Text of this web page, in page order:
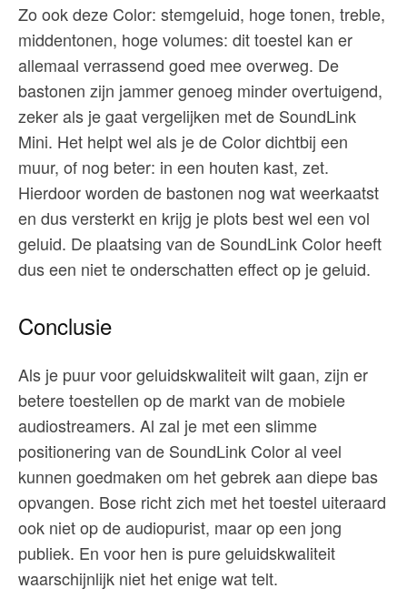
Zo ook deze Color: stemgeluid, hoge tonen, treble,
middentonen, hoge volumes: dit toestel kan er
allemaal verrassend goed mee overweg. De
bastonen zijn jammer genoeg minder overtuigend,
zeker als je gaat vergelijken met de SoundLink
Mini. Het helpt wel als je de Color dichtbij een
muur, of nog beter: in een houten kast, zet.
Hierdoor worden de bastonen nog wat weerkaatst
en dus versterkt en krijg je plots best wel een vol
geluid. De plaatsing van de SoundLink Color heeft
dus een niet te onderschatten effect op je geluid.
Conclusie
Als je puur voor geluidskwaliteit wilt gaan, zijn er
betere toestellen op de markt van de mobiele
audiostreamers. Al zal je met een slimme
positionering van de SoundLink Color al veel
kunnen goedmaken om het gebrek aan diepe bas
opvangen. Bose richt zich met het toestel uiteraard
ook niet op de audiopurist, maar op een jong
publiek. En voor hen is pure geluidskwaliteit
waarschijnlijk niet het enige wat telt.